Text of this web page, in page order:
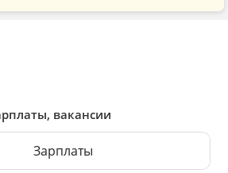
вакансии
Зарплаты